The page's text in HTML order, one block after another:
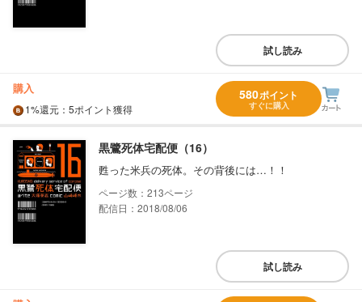
試し読み
購入
1%還元 ：5ポイント獲得
580ポイント
すぐに購入
黒鷺死体宅配便（16）
甦った米兵の死体。その背後には…！！
213
配信日：2018/08/06
試し読み